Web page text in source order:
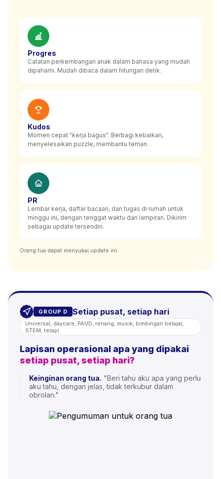
Progres
Catatan perkembangan anak dalam bahasa yang mudah
dipahami. Mudah dibaca dalam hitungan detik.
Kudos
Momen cepat "kerja bagus". Berbagi kebaikan,
menyelesaikan puzzle, membantu teman.
PR
Lembar kerja, daftar bacaan, dan tugas di rumah untuk
minggu ini, dengan tenggat waktu dan lampiran. Dikirim
sebagai update tersendiri.
Orang tua dapat menyukai update ini.
GROUP D Setiap pusat, setiap hari
Universal, daycare, PAUD, renang, musik, bimbingan belajar,
STEM, terapi
Lapisan operasional apa yang dipakai
setiap pusat, setiap hari?
Keinginan orang tua. "Beri tahu aku apa yang perlu
aku tahu, dengan jelas, tidak terkubur dalam
obrolan."